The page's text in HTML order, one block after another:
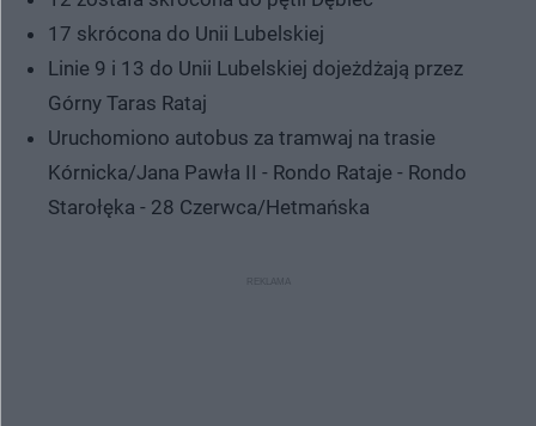
17 skrócona do Unii Lubelskiej
Linie 9 i 13 do Unii Lubelskiej dojeżdżają przez
Górny Taras Rataj
Uruchomiono autobus za tramwaj na trasie
Kórnicka/Jana Pawła II - Rondo Rataje - Rondo
Starołęka - 28 Czerwca/Hetmańska